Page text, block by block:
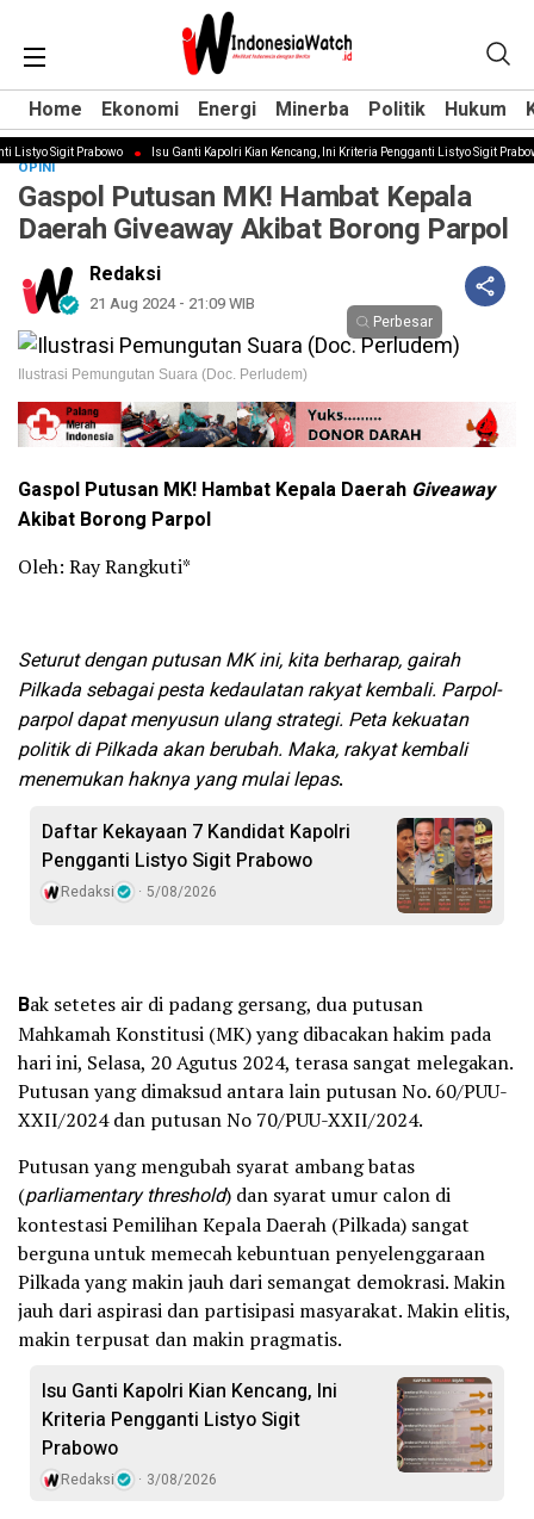
Home Ekonomi Energi Minerba Politik Hukum
Home Ekonomi Energi Minerba Politik Hukum
Sigit Prabowo Isu Ganti Kapolri Kian Kencang, Ini Kriteria Pengganti Listyo Sigit Prabowo
OPINI
Gaspol Putusan MK! Hambat Kepala
Daerah Giveaway Akibat Borong Parpol
Redaksi
21 Aug 2024 - 21:09 WIB
Perbesar
Ilustrasi Pemungutan Suara (Doc. Perludem)
Gaspol Putusan MK! Hambat Kepala Daerah Giveaway
Akibat Borong Parpol
Oleh: Ray Rangkuti*
Seturut dengan putusan MK ini, kita berharap, gairah
Pilkada sebagai pesta kedaulatan rakyat kembali. Parpol-
parpol dapat menyusun ulang strategi. Peta kekuatan
politik di Pilkada akan berubah. Maka, rakyat kembali
menemukan haknya yang mulai lepas.
Daftar Kekayaan 7 Kandidat Kapolri
Pengganti Listyo Sigit Prabowo
Redaksi 5/08/2026
Bak setetes air di padang gersang, dua putusan
Mahkamah Konstitusi (MK) yang dibacakan hakim pada
hari ini, Selasa, 20 Agutus 2024, terasa sangat melegakan.
Putusan yang dimaksud antara lain putusan No. 60/PUU-
XXII/2024 dan putusan No 70/PUU-XXII/2024.
Putusan yang mengubah syarat ambang batas
(parliamentary threshold) dan syarat umur calon di
kontestasi Pemilihan Kepala Daerah (Pilkada) sangat
berguna untuk memecah kebuntuan penyelenggaraan
Pilkada yang makin jauh dari semangat demokrasi. Makin
jauh dari aspirasi dan partisipasi masyarakat. Makin elitis,
makin terpusat dan makin pragmatis.
Isu Ganti Kapolri Kian Kencang, Ini
Kriteria Pengganti Listyo Sigit
Prabowo
Redaksi 3/08/2026